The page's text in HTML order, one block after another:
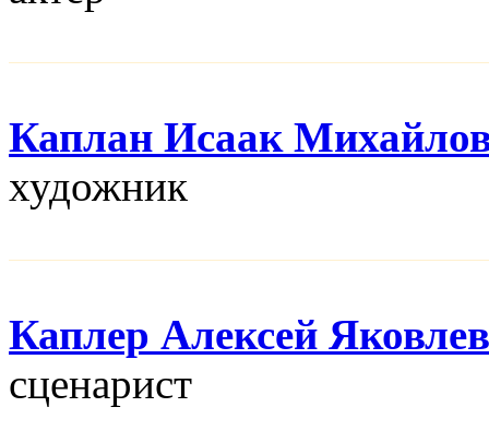
Каплан Исаак
художник
Каплер Алексей
сценарист